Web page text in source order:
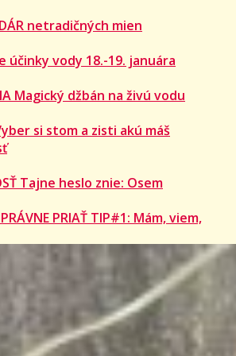
netradičných mien
účinky vody 18.-19. januára
Magický džbán na živú vodu
si stom a zisti akú máš
Tajne heslo znie: Osem
PRIAŤ TIP#1: Mám, viem,